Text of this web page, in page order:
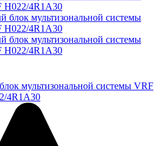
мультизональной системы VRF
4R1A30